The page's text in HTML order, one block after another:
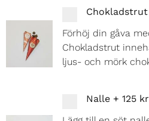
Förhöj din gåva
Chokladstrut
ljus- och mörk
Nalle +125 kr